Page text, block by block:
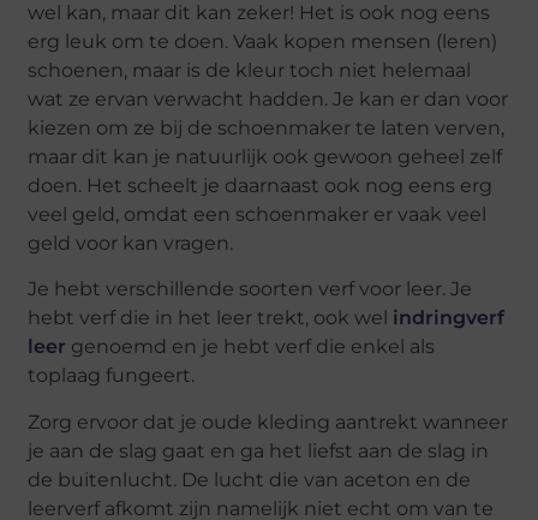
wel kan, maar dit kan zeker! Het is ook nog eens
erg leuk om te doen. Vaak kopen mensen (leren)
schoenen, maar is de kleur toch niet helemaal
wat ze ervan verwacht hadden. Je kan er dan voor
kiezen om ze bij de schoenmaker te laten verven,
maar dit kan je natuurlijk ook gewoon geheel zelf
doen. Het scheelt je daarnaast ook nog eens erg
veel geld, omdat een schoenmaker er vaak veel
geld voor kan vragen.
Je hebt verschillende soorten verf voor leer. Je
hebt verf die in het leer trekt, ook wel indringverf
leer genoemd en je hebt verf die enkel als
toplaag fungeert.
Zorg ervoor dat je oude kleding aantrekt wanneer
je aan de slag gaat en ga het liefst aan de slag in
de buitenlucht. De lucht die van aceton en de
leerverf afkomt zijn namelijk niet echt om van te